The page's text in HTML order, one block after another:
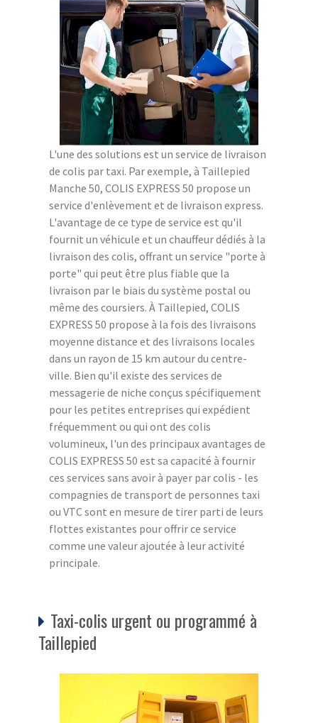
L'une des solutions est un service de livraison
de colis par taxi. Par exemple, à Taillepied
Manche 50, COLIS EXPRESS 50 propose un
service d'enlèvement et de livraison express.
L'avantage de ce type de service est qu'il
fournit un véhicule et un chauffeur dédiés à la
livraison des colis, offrant un service "porte à
porte" qui peut être plus fiable que la
livraison par le biais du système postal ou
même des coursiers. À Taillepied, COLIS
EXPRESS 50 propose à la fois des livraisons
moyenne distance et des livraisons locales
dans un rayon de 15 km autour du centre-
ville. Bien qu'il existe des services de
messagerie de niche conçus spécifiquement
pour les petites entreprises qui expédient
fréquemment ou qui ont des colis
volumineux, l'un des principaux avantages de
COLIS EXPRESS 50 est sa capacité à fournir
ces services sans avoir à payer par colis - les
compagnies de transport de personnes taxi
ou VTC sont en mesure de tirer parti de leurs
flottes existantes pour offrir ce service
comme une valeur ajoutée à leur activité
principale.
Taxi-colis urgent ou programmé à
Taillepied